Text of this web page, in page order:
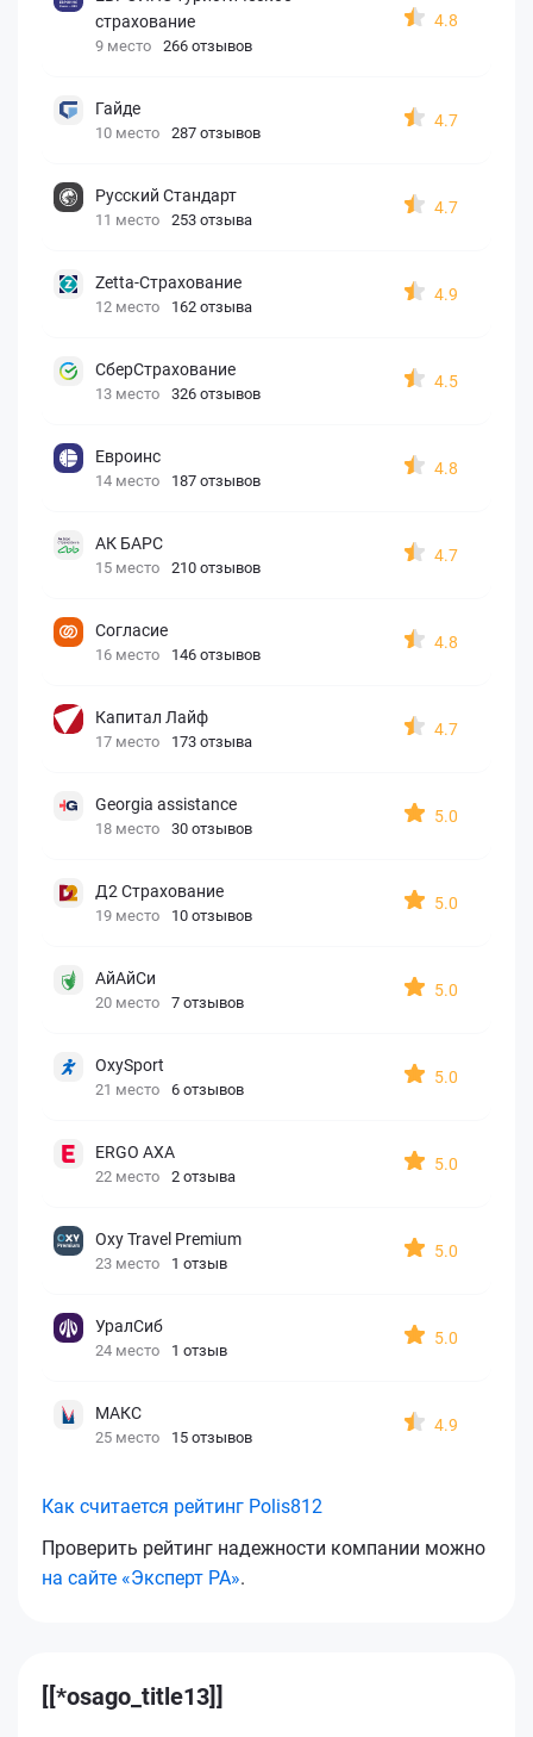
страхование
9 место 266 отзывов
4.8
Гайде
10 место 287 отзывов
4.7
Русский Стандарт
11 место 253 отзыва
4.7
Zetta-Страхование
12 место 162 отзыва
4.9
СберСтрахование
13 место 326 отзывов
4.5
Евроинс
14 место 187 отзывов
4.8
АК БАРС
15 место 210 отзывов
4.7
Согласие
16 место 146 отзывов
4.8
Капитал Лайф
17 место 173 отзыва
4.7
Georgia assistance
18 место 30 отзывов
5.0
Д2 Страхование
19 место 10 отзывов
5.0
АйАйСи
20 место 7 отзывов
5.0
OxySport
21 место 6 отзывов
5.0
ERGO AXA
22 место 2 отзыва
5.0
Oxy Travel Premium
23 место 1 отзыв
5.0
УралСиб
24 место 1 отзыв
5.0
МАКС
25 место 15 отзывов
4.9
Как считается рейтинг Polis812
Проверить рейтинг надежности компании можно
на сайте «Эксперт РА».
[[*osago_title13]]